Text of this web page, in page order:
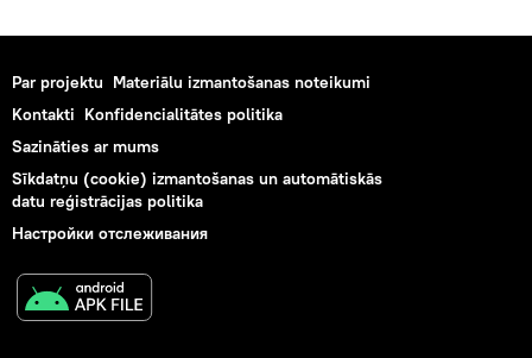
Par projektu Materiālu izmantošanas noteikumi
Kontakti Konfidencialitātes politika
Sazināties ar mums
Sīkdatņu (cookie) izmantošanas un automātiskās
datu reģistrācijas politika
Настройки отслеживания